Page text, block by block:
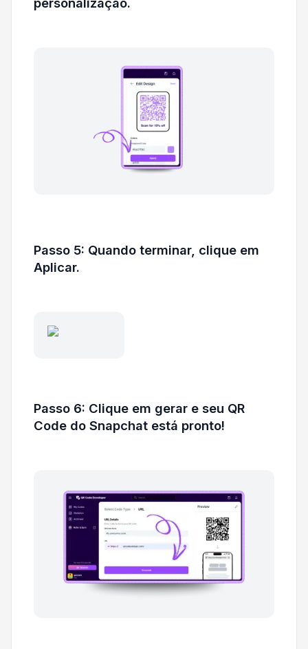
Passo 5: Quando terminar, clique em
Aplicar.
Passo 6: Clique em gerar e seu QR
Code do Snapchat está pronto!